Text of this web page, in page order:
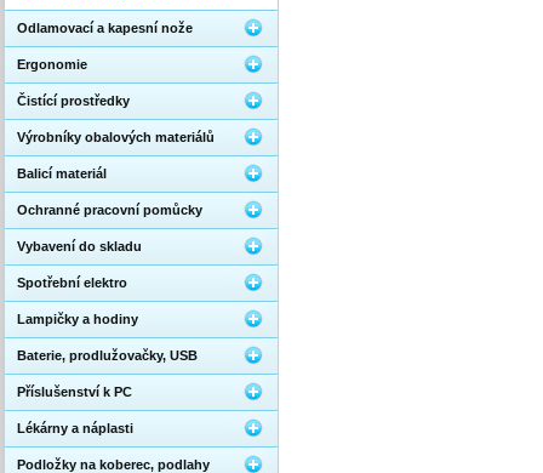
Odlamovací a kapesní nože
Ergonomie
Čistící prostředky
Výrobníky obalových materiálů
Balicí materiál
Ochranné pracovní pomůcky
Vybavení do skladu
Spotřební elektro
Lampičky a hodiny
Baterie, prodlužovačky, USB
Příslušenství k PC
Lékárny a náplasti
Podložky na koberec, podlahy